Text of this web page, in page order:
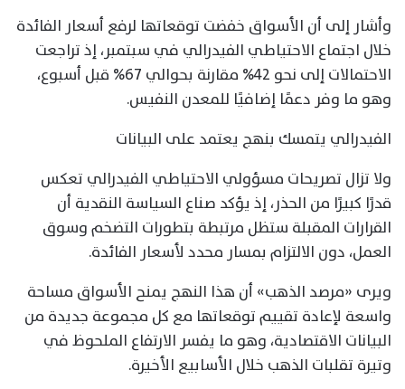
وأشار إلى أن الأسواق خفضت توقعاتها لرفع أسعار الفائدة
خلال اجتماع الاحتياطي الفيدرالي في سبتمبر، إذ تراجعت
الاحتمالات إلى نحو 42% مقارنة بحوالي 67% قبل أسبوع،
وهو ما وفر دعمًا إضافيًا للمعدن النفيس.
الفيدرالي يتمسك بنهج يعتمد على البيانات
ولا تزال تصريحات مسؤولي الاحتياطي الفيدرالي تعكس
قدرًا كبيرًا من الحذر، إذ يؤكد صناع السياسة النقدية أن
القرارات المقبلة ستظل مرتبطة بتطورات التضخم وسوق
العمل، دون الالتزام بمسار محدد لأسعار الفائدة.
ويرى «مرصد الذهب» أن هذا النهج يمنح الأسواق مساحة
واسعة لإعادة تقييم توقعاتها مع كل مجموعة جديدة من
البيانات الاقتصادية، وهو ما يفسر الارتفاع الملحوظ في
وتيرة تقلبات الذهب خلال الأسابيع الأخيرة.